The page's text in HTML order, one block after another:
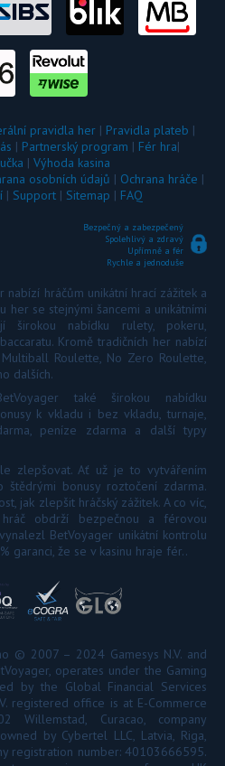
pravidla her | Pravidla plateb |
| Partnerský program | Fér hra|
| Výhoda kasina
osobních údajů | Ochrana hráče |
| Support| Sitemap | FAQ
Bezpečný a zabezpečený
Spolehlivý a zdravý
Upřímně a fér
Rychle a jednoduše
nabízí hráčům unikátní hrací zážitek a
her se stejnými šancemi a unikátními
širokou nabídku rulety, pokeru,
Kromě tradičních her nabízí
Roulette, No Zero Roulette,
dalších.
také širokou nabídku
k vkladu i bez vkladu, turnaje,
peníze zdarma a další typy
zlepšovat. Ať už je to vytvářením
bonusy roztočení zdarma.
jak zlepšit hráčský zážitek. A co víc,
obdrží bezpečnou a férovou
BetVoyager unikátní kontrolu
garanci, že se v kasinu hraje fér..
© 2007 – 2024 Gamesys N.V. and
operates under the Gaming
by the Global Financial Services
registered office is at E-Commerce
Willemstad, Curacao, company
by Cybertel LLC, Latvia, Riga,
registration number: 40103666595.